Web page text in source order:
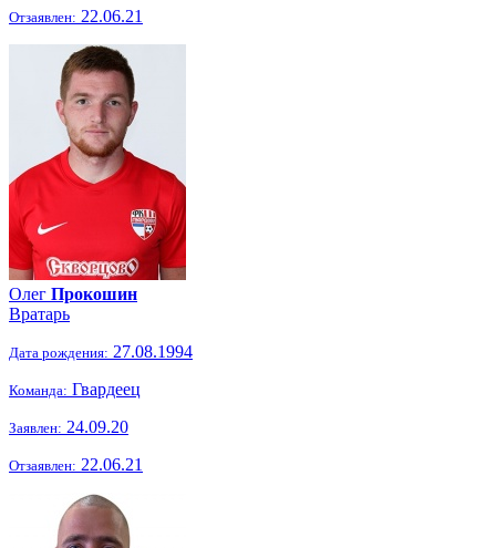
Отзаявлен: 22.06.21
Олег Прокошин
Вратарь
Дата рождения: 27.08.1994
Команда: Гвардеец
Заявлен: 24.09.20
Отзаявлен: 22.06.21